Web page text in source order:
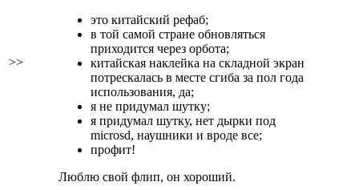
>>
это китайский рефаб;
в той самой стране обновляться
приходится через орбота;
китайская наклейка на складной экран
потрескалась в месте сгиба за пол года
использования, да;
я не придумал шутку;
я придумал шутку, нет дырки под
microsd, наушники и вроде все;
профит!
Люблю свой флип, он хороший.